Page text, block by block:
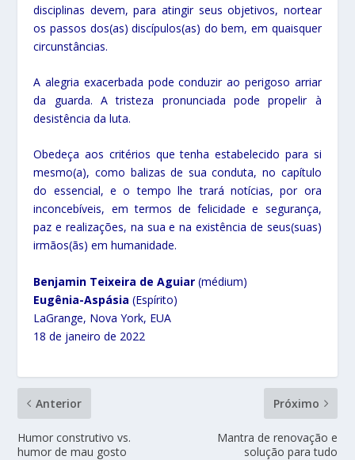
disciplinas devem, para atingir seus objetivos, nortear
os passos dos(as) discípulos(as) do bem, em quaisquer
circunstâncias.
A alegria exacerbada pode conduzir ao perigoso arriar
da guarda. A tristeza pronunciada pode propelir à
desistência da luta.
Obedeça aos critérios que tenha estabelecido para si
mesmo(a), como balizas de sua conduta, no capítulo
do essencial, e o tempo lhe trará notícias, por ora
inconcebíveis, em termos de felicidade e segurança,
paz e realizações, na sua e na existência de seus(suas)
irmãos(ãs) em humanidade.
Benjamin Teixeira de Aguiar (médium)
Eugênia-Aspásia (Espírito)
LaGrange, Nova York, EUA
18 de janeiro de 2022
Anterior
Humor construtivo vs.
humor de mau gosto
Próximo
Mantra de renovação e
solução para tudo